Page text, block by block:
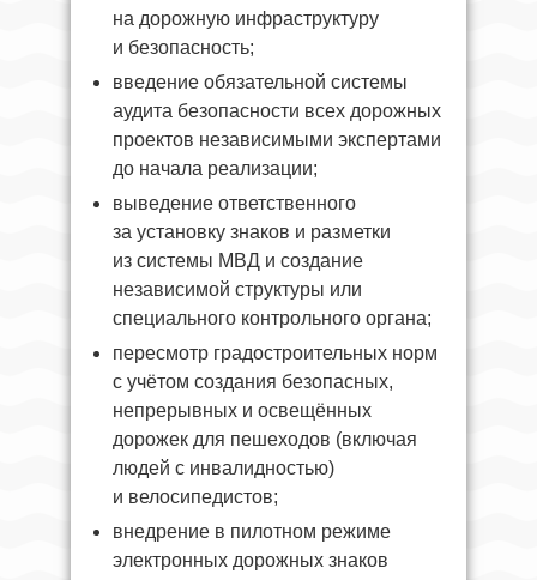
на дорожную инфраструктуру
и безопасность;
введение обязательной системы
аудита безопасности всех дорожных
проектов независимыми экспертами
до начала реализации;
выведение ответственного
за установку знаков и разметки
из системы МВД и создание
независимой структуры или
специального контрольного органа;
пересмотр градостроительных норм
с учётом создания безопасных,
непрерывных и освещённых
дорожек для пешеходов (включая
людей с инвалидностью)
и велосипедистов;
внедрение в пилотном режиме
электронных дорожных знаков